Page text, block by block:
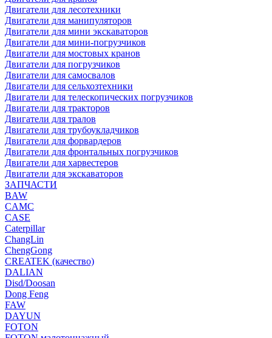
Двигатели для лесотехники
Двигатели для манипуляторов
Двигатели для мини экскаваторов
Двигатели для мини-погрузчиков
Двигатели для мостовых кранов
Двигатели для погрузчиков
Двигатели для самосвалов
Двигатели для сельхозтехники
Двигатели для телескопических погрузчиков
Двигатели для тракторов
Двигатели для тралов
Двигатели для трубоукладчиков
Двигатели для форвардеров
Двигатели для фронтальных погрузчиков
Двигатели для харвестеров
Двигатели для экскаваторов
ЗАПЧАСТИ
BAW
CAMC
CASE
Caterpillar
ChangLin
ChengGong
CREATEK (качество)
DALIAN
Disd/Doosan
Dong Feng
FAW
DAYUN
FOTON